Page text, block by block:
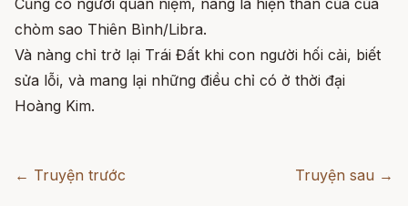
Cũng có người quan niệm, nàng là hiện thân của của
chòm sao Thiên Bình/Libra.
Và nàng chỉ trở lại Trái Đất khi con người hối cải, biết
sửa lỗi, và mang lại những điều chỉ có ở thời đại
Hoàng Kim.
← Truyện trước Truyện sau →